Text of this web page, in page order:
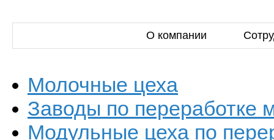
О компании
Молочные цеха
Заводы по переработке
Модульные цеха по